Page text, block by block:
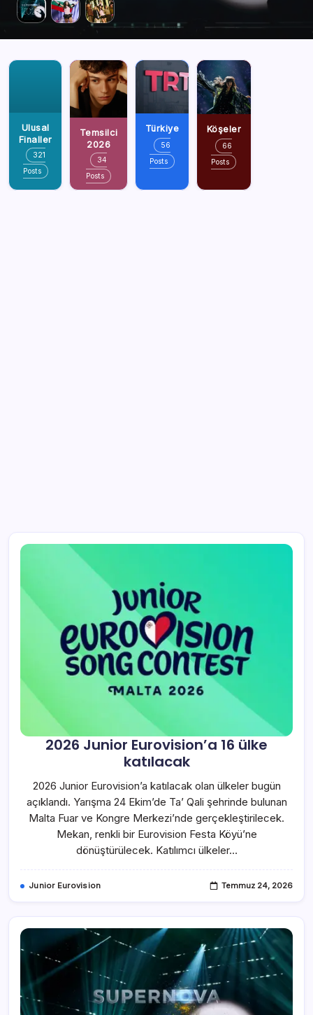
Ulusal
Finaller
321
Posts
Temsilci
2026
34
Posts
Türkiye
56
Posts
Köşeler
66
Posts
2026 Junior Eurovision’a 16 ülke
katılacak
2026 Junior Eurovision’a katılacak olan ülkeler bugün
açıklandı. Yarışma 24 Ekim’de Ta’ Qali şehrinde bulunan
Malta Fuar ve Kongre Merkezi’nde gerçekleştirilecek.
Mekan, renkli bir Eurovision Festa Köyü’ne
dönüştürülecek. Katılımcı ülkeler…
Junior Eurovision Temmuz 24, 2026